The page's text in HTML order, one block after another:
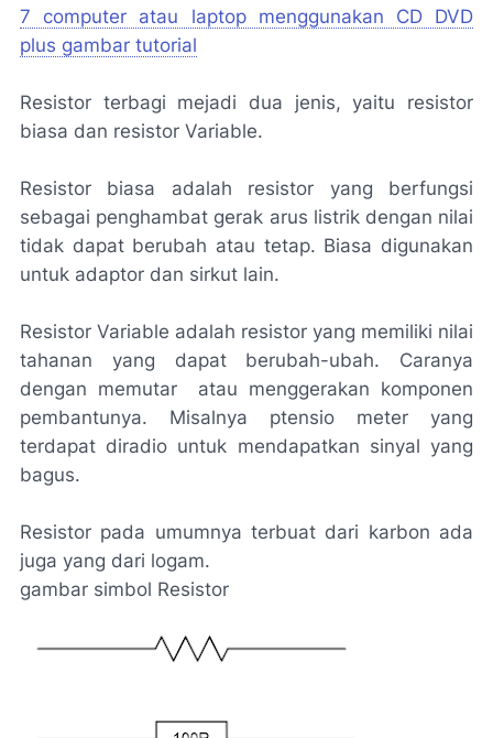
7 computer atau laptop menggunakan CD DVD
plus gambar tutorial
Resistor terbagi mejadi dua jenis, yaitu resistor
biasa dan resistor Variable.
Resistor biasa adalah resistor yang berfungsi
sebagai penghambat gerak arus listrik dengan nilai
tidak dapat berubah atau tetap. Biasa digunakan
untuk adaptor dan sirkut lain.
Resistor Variable adalah resistor yang memiliki nilai
tahanan yang dapat berubah-ubah. Caranya
dengan memutar atau menggerakan komponen
pembantunya. Misalnya ptensio meter yang
terdapat diradio untuk mendapatkan sinyal yang
bagus.
Resistor pada umumnya terbuat dari karbon ada
juga yang dari logam.
gambar simbol Resistor